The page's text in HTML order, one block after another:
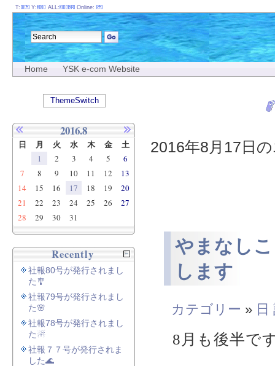
Home YSK e-com Website
2016年8月17日
やまなし
します
カテゴリー » 日
8月も後半で
T: Y: ALL: Online:
ThemeSwitch
2016.8
日 月 火 水 木 金 土
1 2 3 4 5
6
7
8 9 10 11 12
13
14
15 16 17 18 19
20
21
22 23 24 25 26
27
28
29 30 31
Recently
社報80号が発行されまし
た🎐
社報79号が発行されまし
た🌸
社報78号が発行されまし
た☃
社報７７号が発行されま
した🌊